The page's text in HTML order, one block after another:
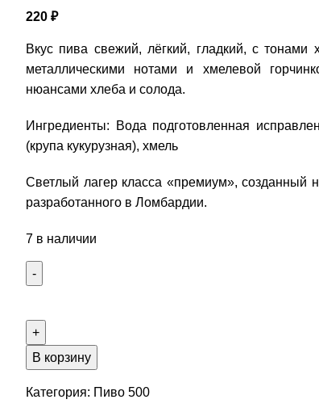
220 ₽
Вкус пива свежий, лёгкий, гладкий, с
металлическими нотами и хмелевой
нюансами хлеба и солода.
Ингредиенты: Вода подготовленная
(крупа кукурузная), хмель
Светлый лагер класса «премиум», созданный
разработанного в Ломбардии.
7 в наличии
В корзину
Категория: Пиво 500